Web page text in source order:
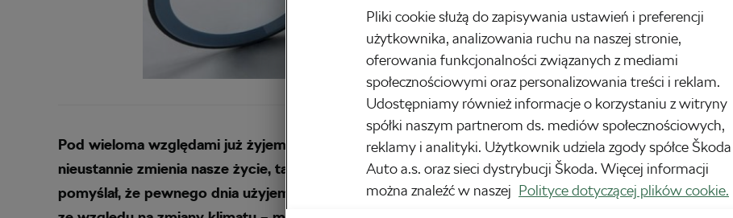
Pod wieloma względami już żyjemy w przyszłości, jednak rewolucja cyfrowa, która zmieniła i
nieustannie zmienia nasze życie, tak naprawdę dopiero się zaczyna. Kto jeszcze niedawno by
pomyślał, że pewnego dnia użyjemy telefonu jako środka płatniczego? W efekcie – jak również
Pliki cookie służą do zapisywania ustawień i preferencji
użytkownika, analizowania ruchu na naszej stronie,
oferowania funkcjonalności związanych z mediami
społecznościowymi oraz personalizowania treści i reklam.
Udostępniamy również informacje o korzystaniu z witryny
spółki naszym partnerom ds. mediów społecznościowych,
reklamy i analityki. Użytkownik udziela zgody spółce Škoda
Auto a.s. oraz sieci dystrybucji Škoda. Więcej informacji
można znaleźć w naszej Polityce dotyczącej plików cookie.